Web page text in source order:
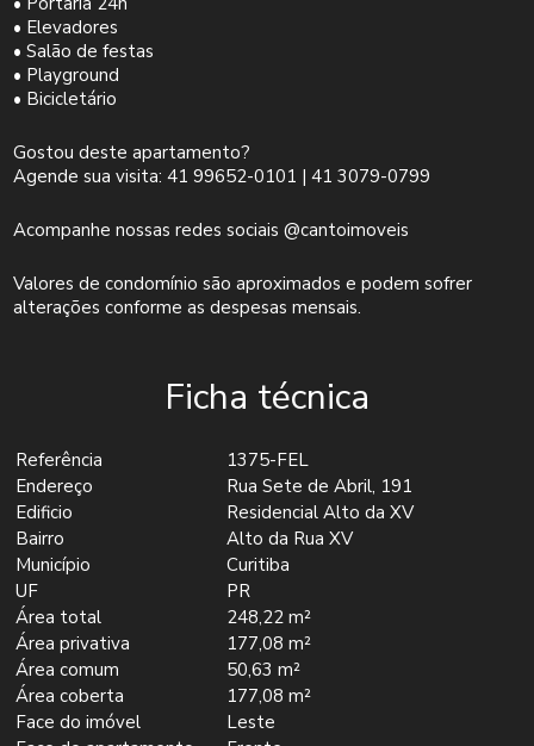
• Elevadores
• Salão de festas
• Playground
• Bicicletário
Gostou deste apartamento?
Agende sua visita: 41 99652-0101 | 41 3079-0799
Acompanhe nossas redes sociais @cantoimoveis
Valores de condomínio são aproximados e podem sofrer
alterações conforme as despesas mensais.
Ficha técnica
Referência
1375-FEL
Endereço
Rua Sete de Abril, 191
Edificio
Residencial Alto da XV
Bairro
Alto da Rua XV
Município
Curitiba
UF
PR
Área total
248,22 m²
Área privativa
177,08 m²
Área comum
50,63 m²
Área coberta
177,08 m²
Face do imóvel
Leste